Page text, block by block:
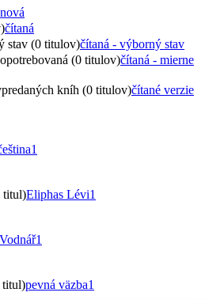
nová
čítaná
stav (0 titulov)čítaná - výborný stav
(0 titulov)čítaná - mierne
kníh (0 titulov)čítané verzie
1
titul)Eliphas Lévi1
Vodnář1
titul)pevná väzba1